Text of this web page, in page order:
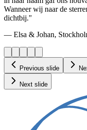
Wanneer wij naar de
dichtbij."
— Elsa & Johan,
Previous slide
Next slide